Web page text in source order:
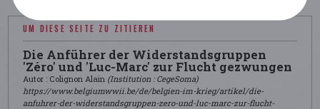
UM DIESE SEITE ZU ZITIEREN
Die Anführer der Widerstandsgruppen
'Zéro' und 'Luc-Marc' zur Flucht gezwungen
Autor : Colignon Alain (Institution : CegeSoma)
https://www.belgiumwwii.be/de/belgien-im-krieg/artikel/die-
anfuhrer-der-widerstandsgruppen-zero-und-luc-marc-zur-flucht-